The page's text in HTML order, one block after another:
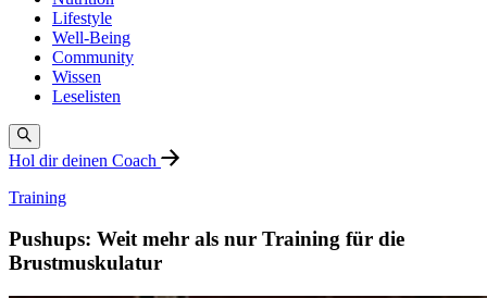
Lifestyle
Well-Being
Community
Wissen
Leselisten
Hol dir deinen Coach
Training
Pushups: Weit mehr als nur Training für die
Brustmuskulatur